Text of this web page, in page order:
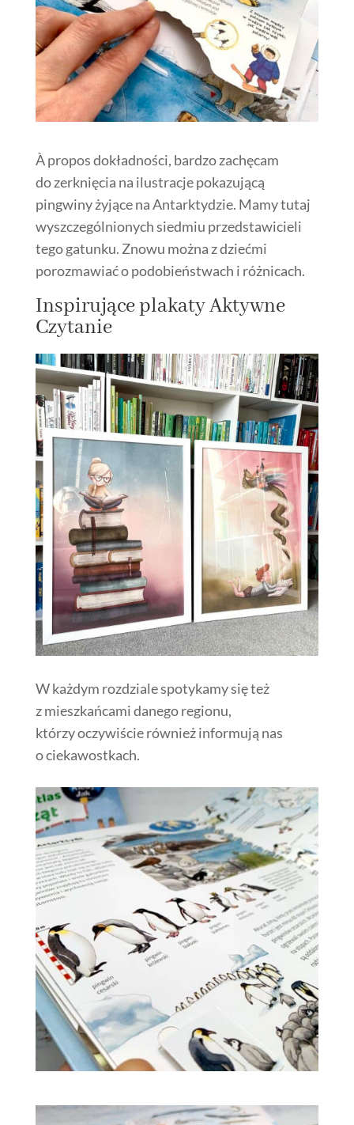
À propos dokładności, bardzo zachęcam
do zerknięcia na ilustracje pokazującą
pingwiny żyjące na Antarktydzie. Mamy tutaj
wyszczególnionych siedmiu przedstawicieli
tego gatunku. Znowu można z dziećmi
porozmawiać o podobieństwach i różnicach.
Inspirujące plakaty Aktywne
Czytanie
W każdym rozdziale spotykamy się też
z mieszkańcami danego regionu,
którzy oczywiście również informują nas
o ciekawostkach.